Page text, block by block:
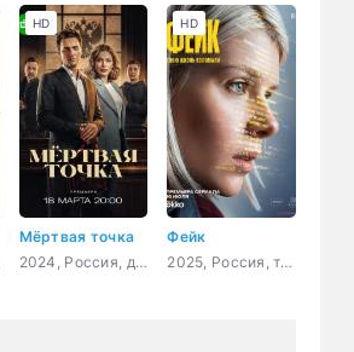
Мёртвая точка
2024, Россия, детектив
HD
Фейк
2025, Россия, триллер, драма
HD